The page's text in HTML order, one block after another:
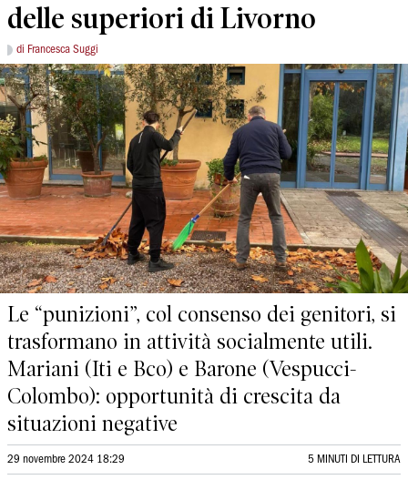
delle superiori di Livorno
di Francesca Suggi
Le “punizioni”, col consenso dei genitori, si
trasformano in attività socialmente utili.
Mariani (Iti e Bco) e Barone (Vespucci-
Colombo): opportunità di crescita da
situazioni negative
29 novembre 2024 18:29 5 MINUTI DI LETTURA